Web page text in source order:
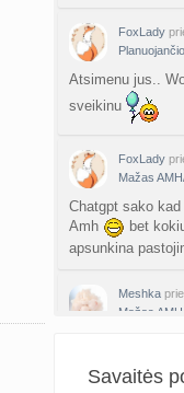
FoxLady
Atsimenu jus..
sveikinu
FoxLady
Mažas
Chatgpt sako
Amh
bet
apsunkina
Meshka
Mažas
kokybe gali
Savaitės